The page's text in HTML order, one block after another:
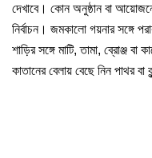
দেখাবে। কোন অনুষ্ঠান বা
নির্বাচন। জমকালো গয়নার সঙ্গে
শাড়ির সঙ্গে মাটি, তামা, ব্রোঞ্জ বা
কাতানের বেলায় বেছে নিন পাথর বা